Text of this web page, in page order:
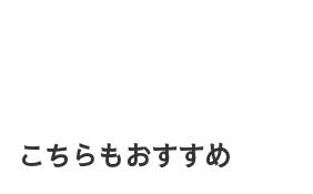
こちらもおすすめ